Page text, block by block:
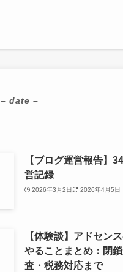
– date –
【ブログ運営報告】
営記録
2026年3月2日 2026年4月5日
【体験談】アドセン
やることまとめ：閉
査・税務対応まで